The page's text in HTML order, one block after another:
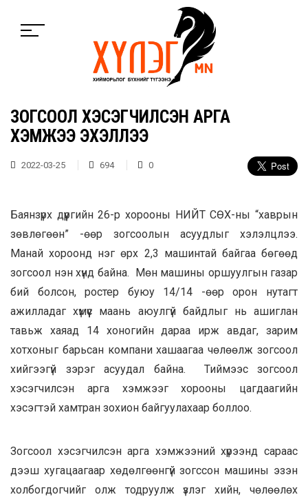
ЗОГСООЛ ХЭСЭГЧИЛСЭН АРГА
ХЭМЖЭЭ ЭХЭЛЛЭЭ
2022-03-25 694 0
Баянзүрх дүүргийн 26-р хорооны НИЙТ СӨХ-ны “хаврын
зөвлөгөөн” -өөр зогсоолын асуудлыг хэлэлцлээ.
Манай хороонд нэг өрх 2,3 машинтай байгаа бөгөөд
зогсоол нэн хүнд байна. Мөн машины оршуулгын газар
бий болсон, ростер буюу 14/14 -өөр орон нутагт
ажилладаг хүмүүс маань аюулгүй байдлыг нь ашиглан
тавьж хаяад 14 хоногийн дараа ирж авдаг, зарим
хотхоныг барьсан компани хашаагаа чөлөөлж зогсоол
хийгээгүй зэрэг асуудал байна. Тиймээс зогсоол
хэсэгчилсэн арга хэмжээг хорооны цагдаагийн
хэсэгтэй хамтран зохион байгуулахаар боллоо.
Зогсоол хэсэгчилсэн арга хэмжээний хүрээнд сараас
дээш хугацаагаар хөдөлгөөнгүй зогссон машины эзэн
холбогдогчийг олж тодруулж үзлэг хийн, чөлөөлөх